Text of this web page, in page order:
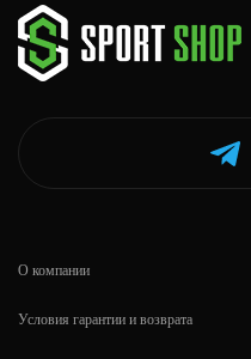
О компании
Условия гарантии и возврата